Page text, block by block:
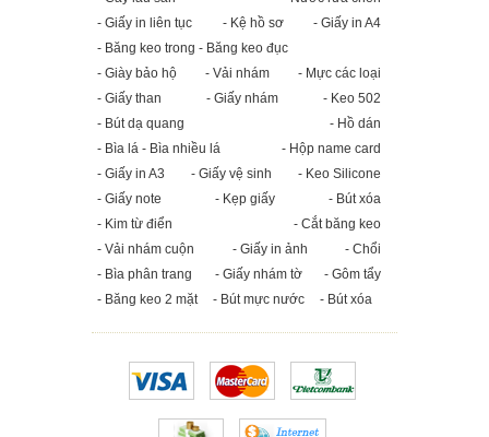
- Giấy in liên tục
- Kệ hồ sơ
- Giấy in A4
- Băng keo trong - Băng keo đục
- Giày bảo hộ
- Vải nhám
- Mực các loại
- Giấy than
- Giấy nhám
- Keo 502
- Bút dạ quang
- Hồ dán
- Bìa lá - Bìa nhiều lá
- Hộp name card
- Giấy in A3
- Giấy vệ sinh
- Keo Silicone
- Giấy note
- Kẹp giấy
- Bút xóa
- Kim từ điển
- Cắt băng keo
- Vải nhám cuộn
- Giấy in ảnh
- Chổi
- Bìa phân trang
- Giấy nhám tờ
- Gôm tẩy
- Băng keo 2 mặt
- Bút mực nước - Bút xóa